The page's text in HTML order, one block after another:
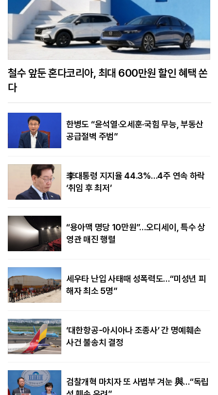
철수 앞둔 혼다코리아, 최대 600만원 할인 혜택 쏜
다
한병도 “윤석열·오세훈·국힘 무능, 부동산
공급절벽 주범”
李대통령 지지율 44.3%…4주 연속 하락
‘취임 후 최저’
“용아맥 명당 10만원”…오디세이, 특수 상
영관 매진 행렬
세우타 난입 사태때 성폭력도…“미성년 피
해자 최소 5명”
‘대한항공-아시아나 조종사’ 간 명예훼손
사건 불송치 결정
검찰개혁 마치자 또 사법부 겨눈 與…“독립